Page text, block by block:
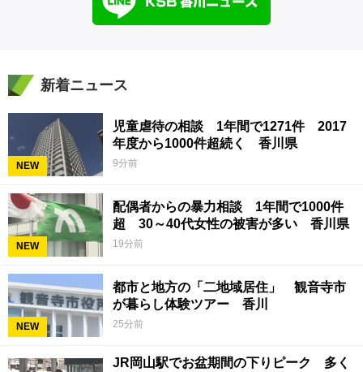
新着ニュース
NEW
児童虐待の相談 1年間で1271件 2017
年度から1000件超続く 香川県
9分前
NEW
配偶者からの暴力相談 1年間で1000件
超 30～40代女性の被害が多い 香川県
19分前
NEW
都市と地方の「二地域居住」 観音寺市
が暮らし体験ツアー 香川
25分前
JR岡山駅でお盆期間の下りピーク 多く